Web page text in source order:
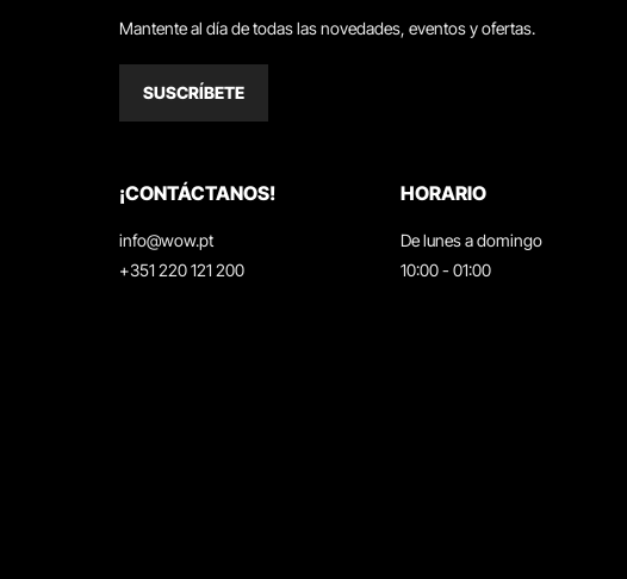
Mantente al día de todas las novedades, eventos y ofertas.
SUSCRÍBETE
¡CONTÁCTANOS!
info@wow.pt
+351 220 121 200
HORARIO
De lunes a domingo
10:00 - 01:00